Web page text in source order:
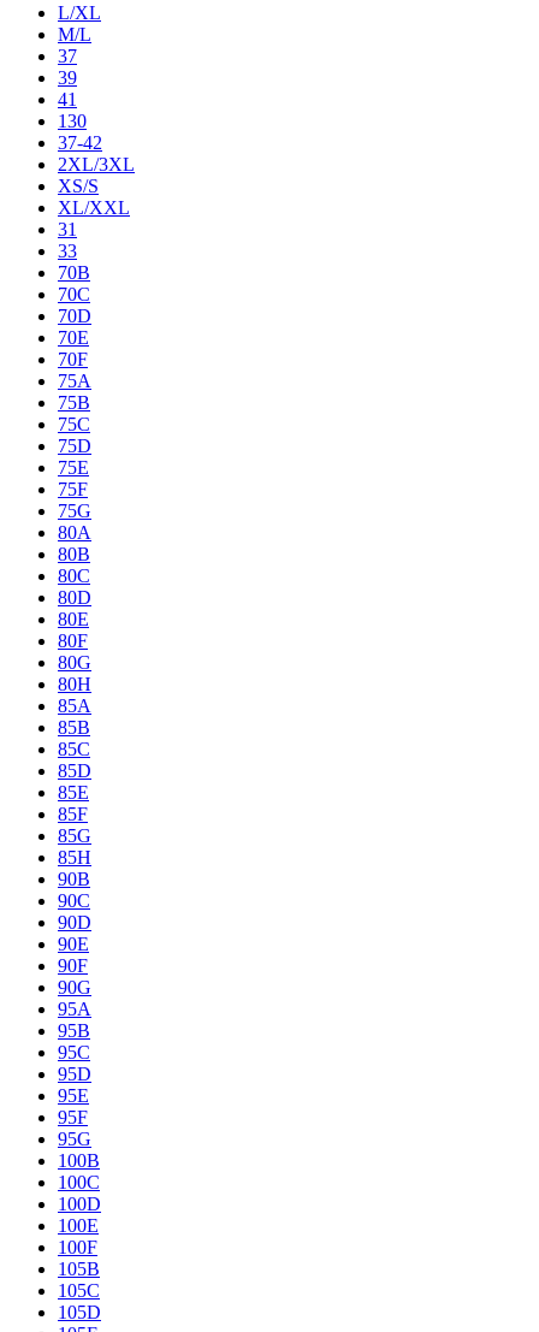
L/XL
M/L
37
39
41
130
37-42
2XL/3XL
XS/S
XL/XXL
31
33
70B
70C
70D
70E
70F
75A
75B
75C
75D
75E
75F
75G
80A
80B
80C
80D
80E
80F
80G
80H
85A
85B
85C
85D
85E
85F
85G
85H
90B
90C
90D
90E
90F
90G
95A
95B
95C
95D
95E
95F
95G
100B
100C
100D
100E
100F
105B
105C
105D